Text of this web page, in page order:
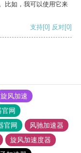
比如，我可以使用它来
支持[0] 反对[0]
旋风加速
官网
官网
风驰加速器
旋风加速度器